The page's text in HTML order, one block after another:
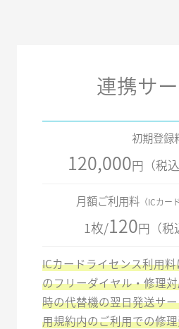
連携サ
初期登録
120,000円（税
月額ご利用料（ICカー
1枚/120円（税
ICカードライセンス利用
のフリーダイヤル・修理
時の代替機の翌日発送サ
用規約内のご利用での修